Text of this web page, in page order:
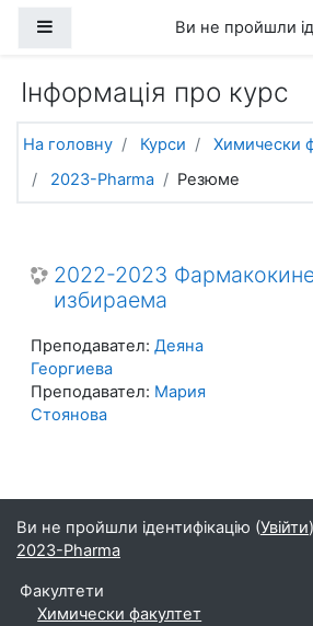
Ви не пройшли
Інформація про курс
На головну Курси
Химически
2023-Pharma
Резюме
2022-2023
избираема
Преподавател: Деяна
Георгиева
Преподавател: Мария
Стоянова
Ви не пройшли ідентифікацію (Увійти)
2023-Pharma
Факултети
Химически факултет